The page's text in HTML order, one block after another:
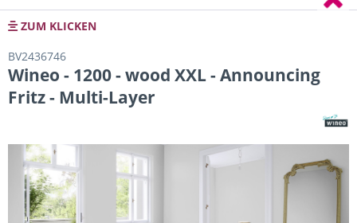
ZUM KLICKEN
BV2436746
Wineo - 1200 - wood XXL - Announcing
Fritz - Multi-Layer